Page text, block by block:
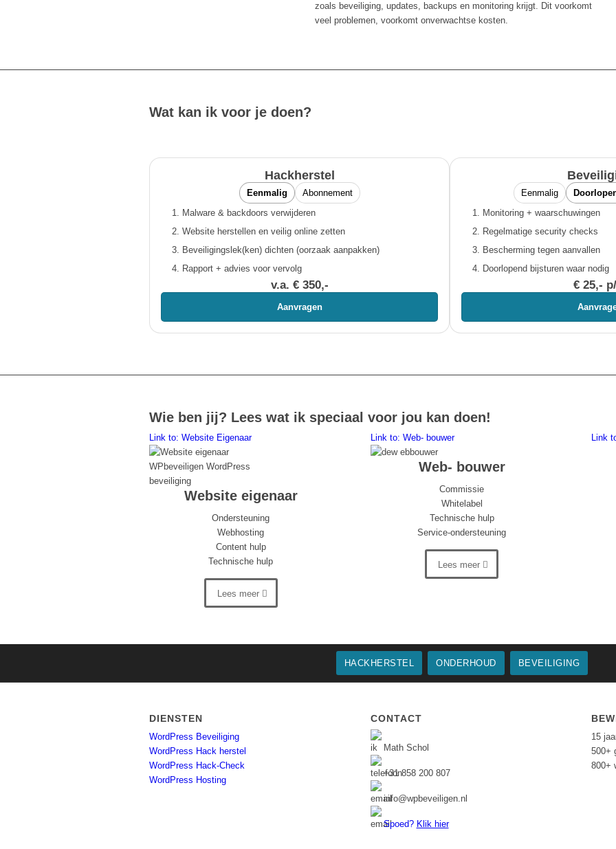
zoals beveiliging, updates, backups en monitoring krijgt. Dit voorkomt
veel problemen, voorkomt onverwachtse kosten.
Wat kan ik voor je doen?
Hackherstel
Eenmalig
Abonnement
Malware & backdoors verwijderen
Website herstellen en veilig online zetten
Beveiligingslek(ken) dichten (oorzaak aanpakken)
Rapport + advies voor vervolg
v.a. € 350,-
Aanvragen
Eenmalig
Monitoring + waarschuwingen
Regelmatige security checks
Bescherming tegen aanvallen
Doorlopend bijsturen waar nodig
€ 25,-
Wie ben jij? Lees wat ik speciaal voor jou kan doen!
Link to: Website Eigenaar
Website eigenaar
Ondersteuning
Webhosting
Content hulp
Technische hulp
Lees meer
Link to: Web- bouwer
Web- bouwer
Commissie
Whitelabel
Technische hulp
Service-ondersteuning
Lees meer
Link
HACKHERSTEL ONDERHOUD BEVEILIGING
DIENSTEN
WordPress Beveiliging
WordPress Hack herstel
WordPress Hack-Check
WordPress Hosting
CONTACT
Math Schol
+31 858 200 807
info@wpbeveiligen.nl
Spoed? Klik hier
15
500+
800+